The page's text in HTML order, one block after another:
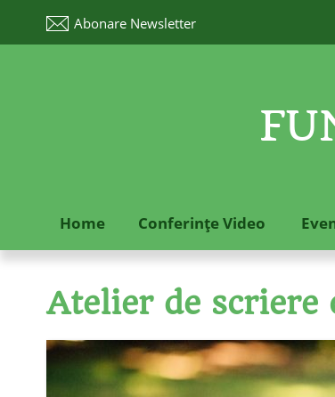
Abonare Newsletter
Home Conferinţe Video
Atelier de scriere